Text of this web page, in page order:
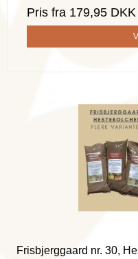
Pris fra 179,95 DKK
Frisbjerggaard nr. 30,